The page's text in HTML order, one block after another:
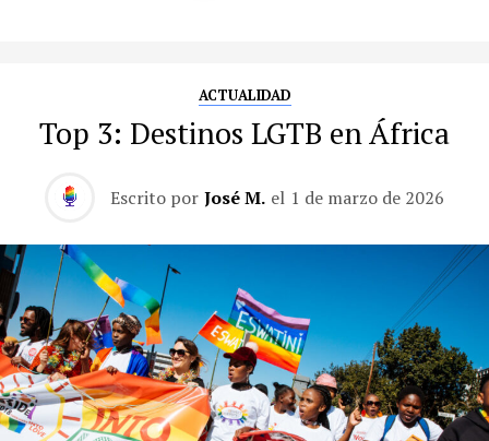
ACTUALIDAD
Top 3: Destinos LGTB en África
Escrito por José M. el 1 de marzo de 2026